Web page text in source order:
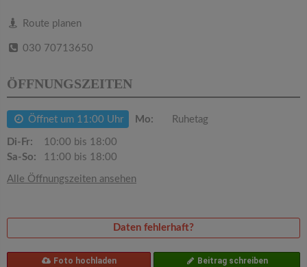
Route planen
030 70713650
ÖFFNUNGSZEITEN
Öffnet um 11:00 Uhr Mo: Ruhetag
Di-Fr:
10:00 bis 18:00
Sa-So:
11:00 bis 18:00
Alle Öffnungszeiten ansehen
Daten fehlerhaft?
Foto hochladen Beitrag schreiben
g
t
o